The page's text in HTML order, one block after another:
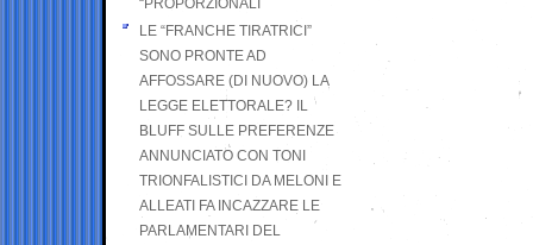
“PROPORZIONALI
LE “FRANCHE TIRATRICI”
SONO PRONTE AD
AFFOSSARE (DI NUOVO) LA
LEGGE ELETTORALE? IL
BLUFF SULLE PREFERENZE
ANNUNCIATO CON TONI
TRIONFALISTICI DA MELONI E
ALLEATI FA INCAZZARE LE
PARLAMENTARI DEL